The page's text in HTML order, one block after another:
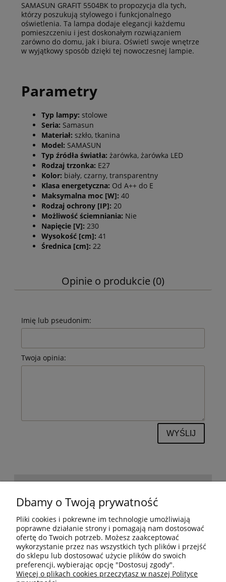
SAMASUN GRAFIT 5504BK to propozycja dla tych,
którzy poszukują stylowego i funkcjonalnego
oświetlenia. Ta lampa dodaje elegancji każdemu
pomieszczeniu i jest doskonałym rozwiązaniem
zarówno do domu, jak i biura. Oświetl swoje wnętrze
w wyjątkowy sposób dzięki tej nowoczesnej lampie.
Parametry
Typ lampy: stolowe
Seria: Samasun
Materiał: szkło, tkanina
Model: SAMASUN
Typ źródła światła: żarówka, żarówka LED
Rodzaj trzonka: E27
Kolor: biały, czarny, transparentny
Klasa energetyczna: Od A++ do E
Maksymalna moc [W]: 40
Rodzaj ochrony [IP]: 20
Możliwość ściemniania: Nie
Napięcie [V]: 230
Wysokość [cm]: 41
Średnica [cm]: 22
Opinie o produkcie (0)
Imię lub pseudonim:
Twoja opinia:
WYŚLIJ
BESTSELLERY
MOJE KONTO
Dbamy o Twoją prywatność
Pliki cookies i pokrewne im technologie umożliwiają
poprawne działanie strony i pomagają nam dostosować
ofertę do Twoich potrzeb. Możesz zaakceptować
wykorzystanie przez nas wszystkich tych plików i przejść
do sklepu lub dostosować użycie plików do swoich
preferencji, wybierając opcję "Dostosuj zgody".
Więcej o plikach cookies przeczytasz w naszej Polityce